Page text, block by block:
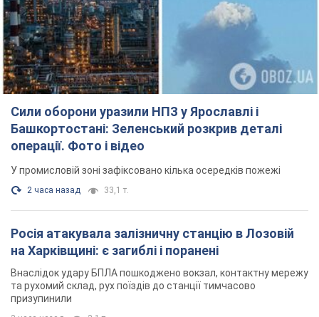
Сили оборони уразили НПЗ у Ярославлі і
Башкортостані: Зеленський розкрив деталі
операції. Фото і відео
У промисловій зоні зафіксовано кілька осередків пожежі
2 часа назад 33,1 т.
Росія атакувала залізничну станцію в Лозовій
на Харківщині: є загиблі і поранені
Внаслідок удару БПЛА пошкоджено вокзал, контактну мережу
та рухомий склад, рух поїздів до станції тимчасово
призупинили